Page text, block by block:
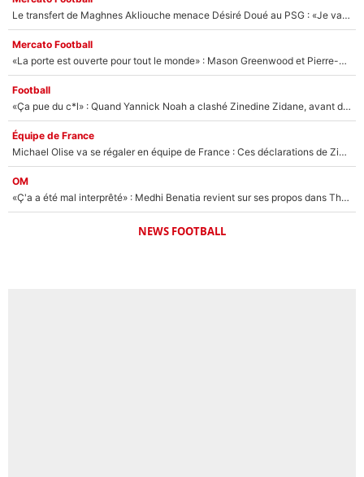
Le transfert de Maghnes Akliouche menace Désiré Doué au PSG : «Je valide à 200%»
Mercato Football
«La porte est ouverte pour tout le monde» : Mason Greenwood et Pierre-Emerick Aubameyang ont quitté l'OM, Amine Gouiri balance sur la suite du mercato et sur la réaction du vestiaire !
Football
«Ça pue du c*l» : Quand Yannick Noah a clashé Zinedine Zidane, avant de se faire recadrer par le nouveau sélectionneur de l'équipe de France !
Équipe de France
Michael Olise va se régaler en équipe de France : Ces déclarations de Zinedine Zidane qui prouvent qu'il va tout miser sur la star du Bayern Munich !
OM
«Ç'a a été mal interprêté» : Medhi Benatia revient sur ses propos dans The Bridge et précise ses conditions pour rejoindre le PSG !
NEWS FOOTBALL